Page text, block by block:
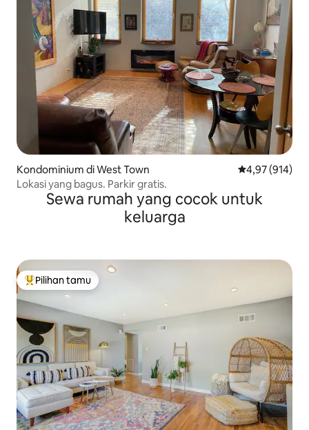
Kondominium di West Town Nilai rata-rata
4,97 (914)
Lokasi yang bagus. Parkir gratis.
Sewa rumah yang cocok untuk
keluarga
Pilihan tamu terpopuler
Pilihan tamu